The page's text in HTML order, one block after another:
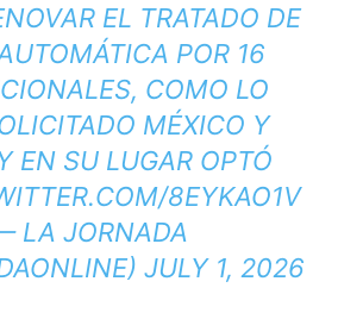
EL TRATADO DE
POR 16
COMO LO
MÉXICO Y
EN SU LUGAR OPTÓ
8EYKAO1V
LA JORNADA
JULY 1, 2026